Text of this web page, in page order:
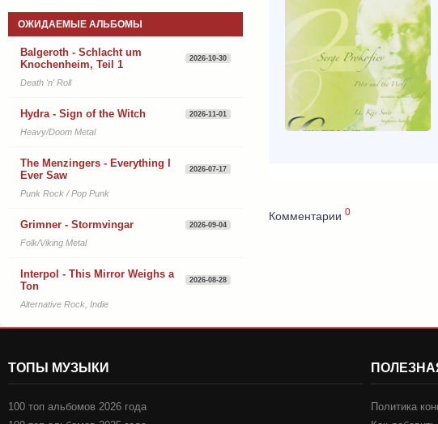
Комментарии 0
ОЖИДАЕМЫЕ АЛЬБОМЫ
Balgeroth - Schlacht um
Knochenheim, Teil 1
2026-10-30
Death 'n' Roll
Hydra - Sign of the Witch 2026-11-01
Heavy/Doom Metal
The Menzingers - Everything I
Ever Saw
2026-07-17
Punk Rock / Pop Punk
Grimner - Stormvingar 2026-09-04
Folk/Viking Metal
Interpol - This Mirror Weighs a
Ton
2026-08-28
Alternative Rock, Indie
ТОПЫ МУЗЫКИ
100 топ альбомов 2026 года
Политика